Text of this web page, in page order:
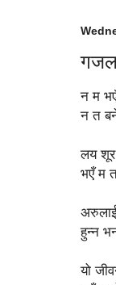
न म
न त
लय
भएँ म
अरुलाई
हुन्न
यो